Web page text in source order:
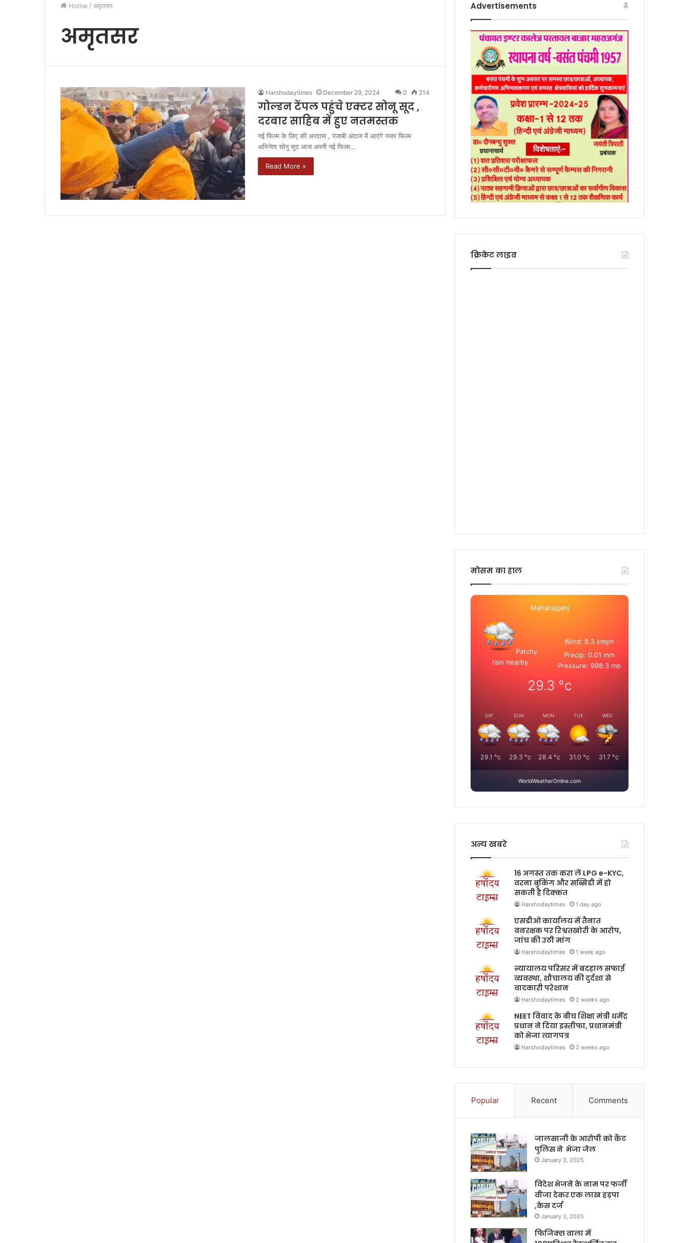
Home / अमृतसर
अमृतसर
Harshodaytimes December 29, 2024 0 214
गोल्डन टेंपल पहुंचे एक्टर सोनू सूद ,
दरबार साहिब में हुए नतमस्तक
नई फिल्म के लिए की अरदास , पंजाबी अंदाज में आएंगे नजर फिल्म
अभिनेता सोनू सूद आज अपनी नई फिल्म…
Read More »
Advertisements
क्रिकेट लाइव
मोसम का हाल
Maharajganj
Patchy
rain nearby
Wind: 8.3 kmph
Precip: 0.01 mm
Pressure: 998.3 mb
29.3 °c
SAT
29.1 °c
SUN
29.3 °c
MON
28.4 °c
TUE
31.0 °c
WED
31.7°c
WorldWeatherOnline.com
अन्य खबरे
16 अगस्त तक करा लें LPG e-KYC,
वरना बुकिंग और सब्सिडी में हो
सकती है दिक्कत
Harshodaytimes 1 day ago
एसडीओ कार्यालय में तैनात
वनरक्षक पर रिश्वतखोरी के आरोप,
जांच की उठी मांग
Harshodaytimes 1 week ago
न्यायालय परिसर में बदहाल सफाई
व्यवस्था, शौचालय की दुर्दशा से
वादकारी परेशान
Harshodaytimes 2 weeks ago
NEET विवाद के बीच शिक्षा मंत्री धर्मेंद्र
प्रधान ने दिया इस्तीफा, प्रधानमंत्री
को भेजा त्यागपत्र
Harshodaytimes 2 weeks ago
Popular Recent Comments
जालसाजी के आरोपी को कैंट
पुलिस ने भेजा जेल
January 3, 2025
विदेश भेजने के नाम पर फर्जी
वीजा देकर एक लाख हड़पा
,केस दर्ज
January 3, 2025
फिजिक्स वाला में